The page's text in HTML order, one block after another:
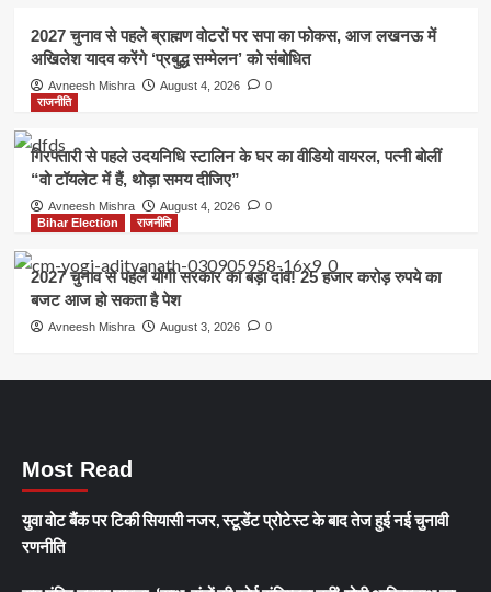
2027 चुनाव से पहले ब्राह्मण वोटरों पर सपा का फोकस, आज लखनऊ में
अखिलेश यादव करेंगे ‘प्रबुद्ध सम्मेलन’ को संबोधित
Avneesh Mishra August 4, 2026
0
राजनीति
गिरफ्तारी से पहले उदयनिधि स्टालिन के घर का वीडियो वायरल, पत्नी बोलीं
“वो टॉयलेट में हैं, थोड़ा समय दीजिए”
Avneesh Mishra August 4, 2026
0
Bihar Election
राजनीति
2027 चुनाव से पहले योगी सरकार का बड़ा दांव! 25 हजार करोड़ रुपये का
बजट आज हो सकता है पेश
Avneesh Mishra August 3, 2026 0
Most Read
युवा वोट बैंक पर टिकी सियासी नजर, स्टूडेंट प्रोटेस्ट के बाद तेज हुई नई चुनावी
रणनीति